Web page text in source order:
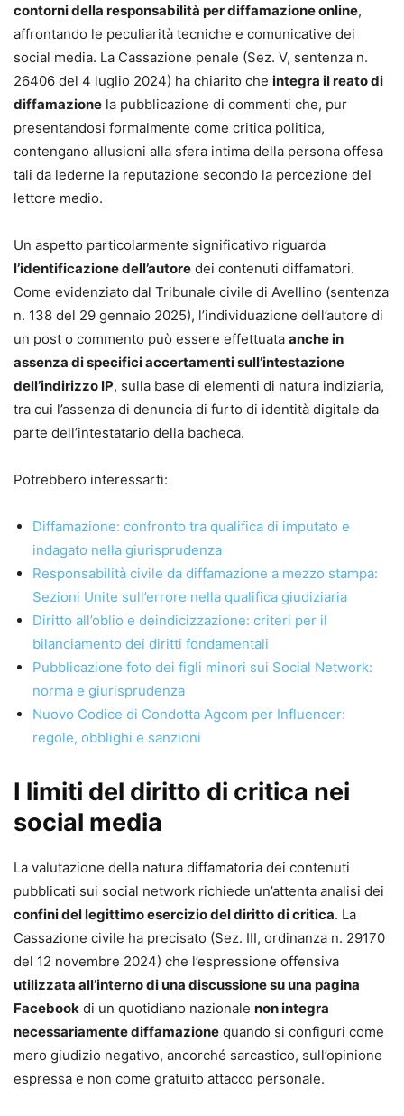
contorni della responsabilità per diffamazione online,
affrontando le peculiarità tecniche e comunicative dei
social media. La Cassazione penale (Sez. V, sentenza n.
26406 del 4 luglio 2024) ha chiarito che integra il reato di
diffamazione la pubblicazione di commenti che, pur
presentandosi formalmente come critica politica,
contengano allusioni alla sfera intima della persona offesa
tali da lederne la reputazione secondo la percezione del
lettore medio.
Un aspetto particolarmente significativo riguarda
l’identificazione dell’autore dei contenuti diffamatori.
Come evidenziato dal Tribunale civile di Avellino (sentenza
n. 138 del 29 gennaio 2025), l’individuazione dell’autore di
un post o commento può essere effettuata anche in
assenza di specifici accertamenti sull’intestazione
dell’indirizzo IP, sulla base di elementi di natura indiziaria,
tra cui l’assenza di denuncia di furto di identità digitale da
parte dell’intestatario della bacheca.
Potrebbero interessarti:
Diffamazione: confronto tra qualifica di imputato e
indagato nella giurisprudenza
Responsabilità civile da diffamazione a mezzo stampa:
Sezioni Unite sull’errore nella qualifica giudiziaria
Diritto all’oblio e deindicizzazione: criteri per il
bilanciamento dei diritti fondamentali
Pubblicazione foto dei figli minori sui Social Network:
norma e giurisprudenza
Nuovo Codice di Condotta Agcom per Influencer:
regole, obblighi e sanzioni
I limiti del diritto di critica nei
social media
La valutazione della natura diffamatoria dei contenuti
pubblicati sui social network richiede un’attenta analisi dei
confini del legittimo esercizio del diritto di critica. La
Cassazione civile ha precisato (Sez. III, ordinanza n. 29170
del 12 novembre 2024) che l’espressione offensiva
utilizzata all’interno di una discussione su una pagina
Facebook di un quotidiano nazionale non integra
necessariamente diffamazione quando si configuri come
mero giudizio negativo, ancorché sarcastico, sull’opinione
espressa e non come gratuito attacco personale.